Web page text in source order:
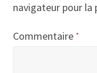
navigateur pour la
Commentaire*